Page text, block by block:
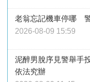
老翁忘記機車停哪
2026-08-09 15:59
泥醉男脫序見警舉手
依法究辦